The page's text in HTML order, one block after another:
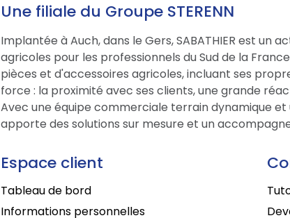
Une filiale du Groupe STERENN
Implantée à Auch, dans le Gers, SABATHIER est un
agricoles pour les professionnels du Sud de la
pièces et d'accessoires agricoles, incluant ses
force : la proximité avec ses clients, une grande
Avec une équipe commerciale terrain dynamique et
apporte des solutions sur mesure et un
Espace client
Tableau de bord
Informations personnelles